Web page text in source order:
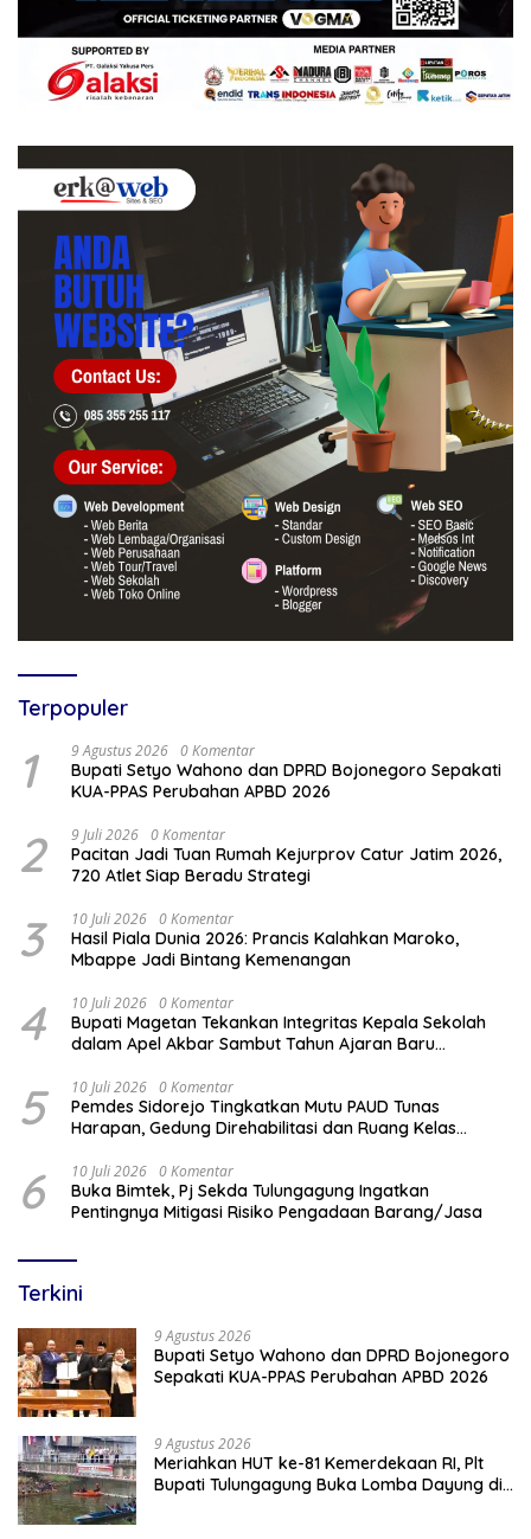
Terpopuler
1 9 Agustus 2026 0 Komentar
Bupati Setyo Wahono dan DPRD Bojonegoro Sepakati
KUA-PPAS Perubahan APBD 2026
2 9 Juli 2026 0 Komentar
Pacitan Jadi Tuan Rumah Kejurprov Catur Jatim 2026,
720 Atlet Siap Beradu Strategi
3 10 Juli 2026 0 Komentar
Hasil Piala Dunia 2026: Prancis Kalahkan Maroko,
Mbappe Jadi Bintang Kemenangan
4 10 Juli 2026 0 Komentar
Bupati Magetan Tekankan Integritas Kepala Sekolah
dalam Apel Akbar Sambut Tahun Ajaran Baru
5 10 Juli 2026 0 Komentar
Pemdes Sidorejo Tingkatkan Mutu PAUD Tunas
Harapan, Gedung Direhabilitasi dan Ruang Kelas
6 10 Juli 2026 0 Komentar
Buka Bimtek, Pj Sekda Tulungagung Ingatkan
Pentingnya Mitigasi Risiko Pengadaan Barang/Jasa
Terkini
9 Agustus 2026
Bupati Setyo Wahono dan DPRD Bojonegoro
Sepakati KUA-PPAS Perubahan APBD 2026
9 Agustus 2026
Meriahkan HUT ke-81 Kemerdekaan RI, Plt
Bupati Tulungagung Buka Lomba Dayung di